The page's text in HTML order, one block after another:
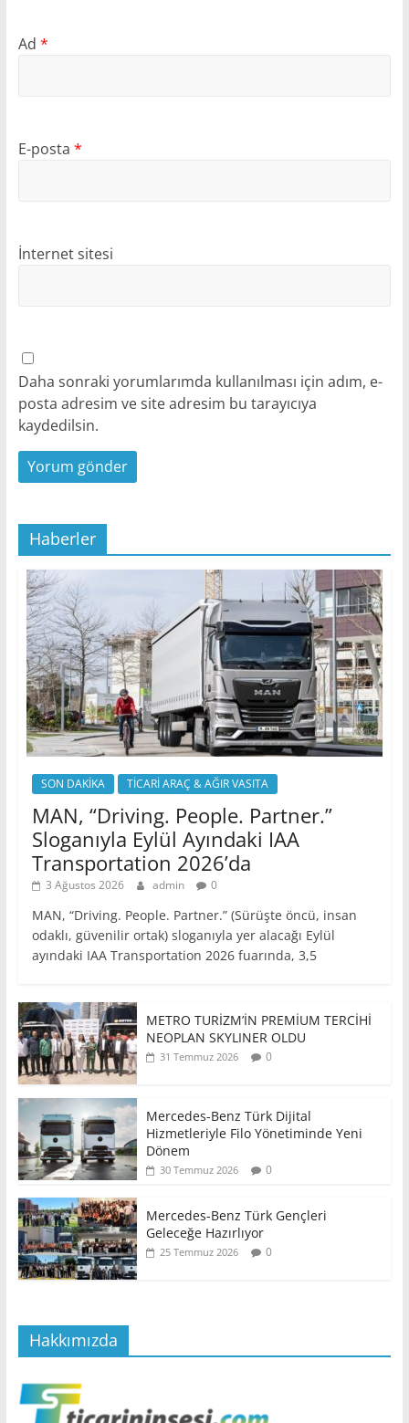
Ad *
E-posta *
İnternet sitesi
Daha sonraki yorumlarımda kullanılması için adım, e-
posta adresim ve site adresim bu tarayıcıya
kaydedilsin.
Haberler
SON DAKİKA TİCARİ ARAÇ & AĞIR VASITA
MAN, “Driving. People. Partner.”
Sloganıyla Eylül Ayındaki IAA
Transportation 2026’da
3 Ağustos 2026 admin 0
MAN, “Driving. People. Partner.” (Sürüşte öncü, insan
odaklı, güvenilir ortak) sloganıyla yer alacağı Eylül
ayındaki IAA Transportation 2026 fuarında, 3,5
METRO TURİZM’İN PREMİUM TERCİHİ
NEOPLAN SKYLINER OLDU
31 Temmuz 2026 0
Mercedes-Benz Türk Dijital
Hizmetleriyle Filo Yönetiminde Yeni
Dönem
30 Temmuz 2026 0
Mercedes-Benz Türk Gençleri
Geleceğe Hazırlıyor
25 Temmuz 2026 0
Hakkımızda